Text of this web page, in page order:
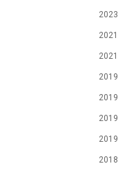
2023
2021
2021
2019
2019
2019
2019
2018